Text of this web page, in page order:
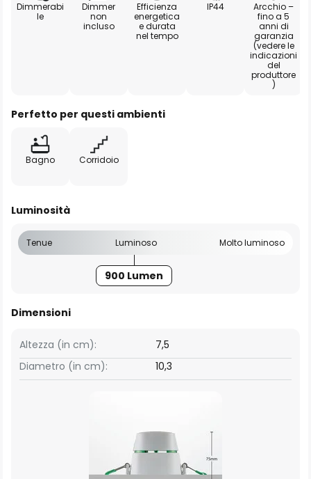
Dimmerabi
le
Dimmer
non
incluso
Efficienza
energetica
e durata
nel tempo
IP44
Arcchio –
fino a 5
anni di
garanzia
(vedere le
indicazioni
del
produttore
)
Perfetto per questi ambienti
Bagno Corridoio
Luminosità
Tenue Luminoso Molto luminoso
900 Lumen
Dimensioni
Altezza (in cm):
7,5
Diametro (in cm):
10,3